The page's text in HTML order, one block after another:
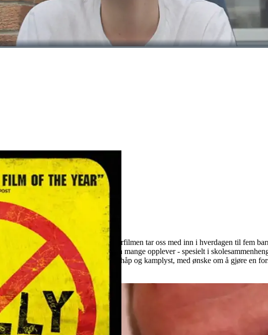
USA. Denne opprivende dokumentarfilmen tar oss med inn i hverdagen til fem
innblikk i den daglige trakasseringen mange opplever - spesielt i
en tragedie, men også en film fylt av håp og kamplyst, med ønske om å gjøre en